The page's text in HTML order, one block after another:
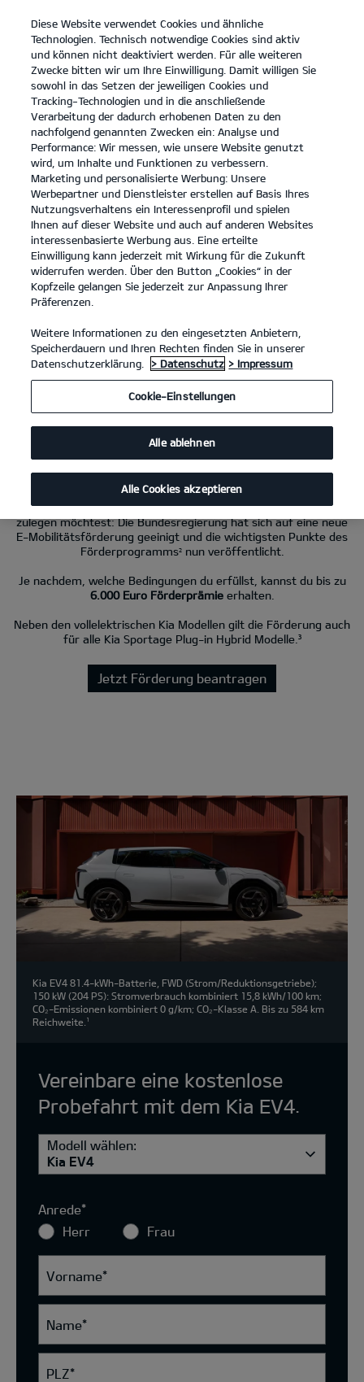
open
menu
KONTAKT
EV-FÖRDERUNG
EV-FÖRDERUNG
Kia EV4 81.4-kWh-Batterie, FWD GT-Line(Strom/Reduktionsgetriebe);
150 kW (204 PS): Stromverbrauch kombiniert 15,8 kWh/100 km; CO₂-
Emissionen kombiniert 0 g/km; CO₂-Klasse A. Bis zu 584 km Reichweite.
Neue Förderung für Kia EV-Modelle ab 2026.
Eine tolle Nachricht, wenn du dir einen vollelektrischen Kia
zulegen möchtest: Die Bundesregierung hat sich auf eine neue
E-Mobilitätsförderung geeinigt und die wichtigsten Punkte des
Förderprogramms2nun veröffentlicht.
Je nachdem, welche Bedingungen du erfüllst, kannst du bis zu
6.000 Euro Förderprämieerhalten.
Neben den vollelektrischen Kia Modellen gilt die Förderung auch
für alle Kia Sportage Plug-in Hybrid Modelle.³
Jetzt Förderung beantragen
Modell
Kia EV4 81.4-kWh-Batterie, FWD (Strom/Reduktionsgetriebe);
150 kW (204 PS): Stromverbrauch kombiniert 15,8 kWh/100 km;
CO₂-Emissionen kombiniert 0 g/km; CO₂-Klasse A. Bis zu 584 km
Reichweite.
1
Vereinbare eine kostenlose
Probefahrt mit dem Kia EV4.
Modell wählen:
Kia EV4
Anrede*
Herr
Frau
Vorname*
Name*
PLZ*
Diese Website verwendet Cookies und ähnliche
Technologien. Technisch notwendige Cookies sind aktiv
und können nicht deaktiviert werden. Für alle weiteren
Zwecke bitten wir um Ihre Einwilligung. Damit willigen Sie
sowohl in das Setzen der jeweiligen Cookies und
Tracking-Technologien und in die anschließende
Verarbeitung der dadurch erhobenen Daten zu den
nachfolgend genannten Zwecken ein: Analyse und
Performance: Wir messen, wie unsere Website genutzt
wird, um Inhalte und Funktionen zu verbessern.
Marketing und personalisierte Werbung: Unsere
Werbepartner und Dienstleister erstellen auf Basis Ihres
Nutzungsverhaltens ein Interessenprofil und spielen
Ihnen auf dieser Website und auch auf anderen Websites
interessenbasierte Werbung aus. Eine erteilte
Einwilligung kann jederzeit mit Wirkung für die Zukunft
widerrufen werden. Über den Button „Cookies“ in der
Kopfzeile gelangen Sie jederzeit zur Anpassung Ihrer
Präferenzen.
Weitere Informationen zu den eingesetzten Anbietern,
Speicherdauern und Ihren Rechten finden Sie in unserer
Datenschutzerklärung.
> Datenschutz > Impressum
Cookie-Einstellungen
Alle ablehnen
Alle Cookies akzeptieren